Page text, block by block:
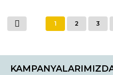
1 2 3